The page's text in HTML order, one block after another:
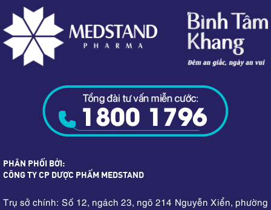
PHÂN PHỐI BỞI:
CÔNG TY CP DƯỢC PHẨM MEDSTAND
Trụ sở chính: Số 12, ngách 23, ngõ 214 Nguyễn Xiển, phường